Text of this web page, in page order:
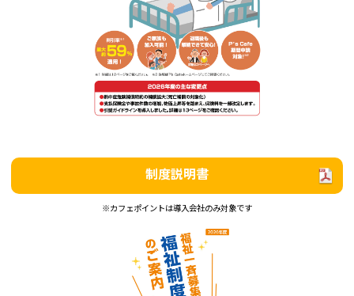
制度説明書
※カフェポイントは導入会社のみ対象です